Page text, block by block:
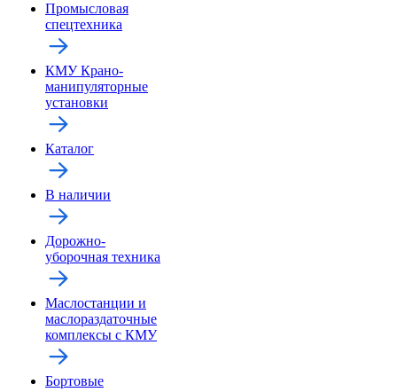
Промысловая
спецтехника
КМУ Крано-
манипуляторные
установки
Каталог
В наличии
Дорожно-
уборочная техника
Маслостанции и
маслораздаточные
комплексы с КМУ
Бортовые